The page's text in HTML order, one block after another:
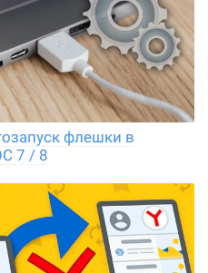
флешки в
7 / 8